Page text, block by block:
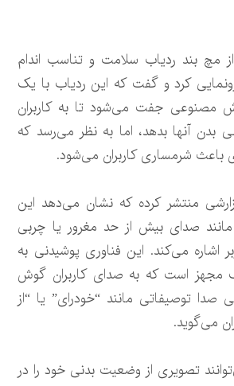
مچ بند ردیاب سلامت و تناسب اندام
کرد و گفت که این ردیاب با یک
مصنوعی جفت می‌شود تا به کاربران
بدن آنها بدهد، اما به نظر می‌رسد که
باعث شرمساری کاربران می‌شود.
منتشر کرده که نشان می‌دهد این
صدای بیش از حد مغرور یا چربی
اشاره می‌کند. این فناوری پوشیدنی به
است که به صدای کاربران گوش
توصیفاتی مانند “خودرای” یا “از
می‌گوید.
تصویری از وضعیت بدنی خود را در